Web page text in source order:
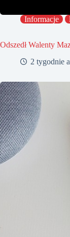
Informacje
Odszedł Walenty
2 tygodnie